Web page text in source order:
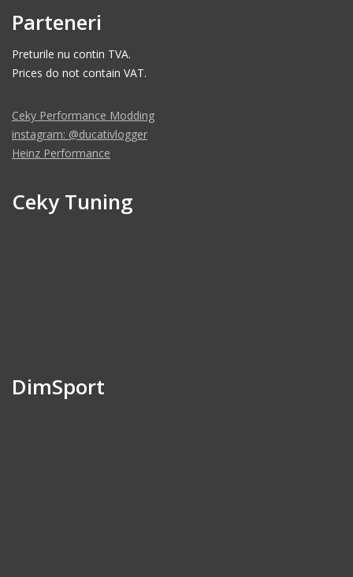
Parteneri
Preturile nu contin TVA.
Prices do not contain VAT.
Ceky Performance Modding
instagram: @ducativlogger
Heinz Performance
Ceky Tuning
DimSport